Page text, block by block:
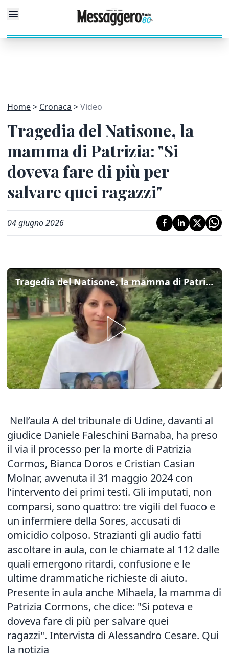
Home Cronaca Video
Tragedia del Natisone, la
mamma di Patrizia: "Si
doveva fare di più per
salvare quei ragazzi"
04 giugno 2026
Tragedia del Natisone, la mamma di Patrizia: "Si doveva fare di più per salvare quei ragazzi"
Nell’aula A del tribunale di Udine, davanti al
giudice Daniele Faleschini Barnaba, ha preso
il via il processo per la morte di Patrizia
Cormos, Bianca Doros e Cristian Casian
Molnar, avvenuta il 31 maggio 2024 con
l’intervento dei primi testi. Gli imputati, non
comparsi, sono quattro: tre vigili del fuoco e
un infermiere della Sores, accusati di
omicidio colposo. Strazianti gli audio fatti
ascoltare in aula, con le chiamate al 112 dalle
quali emergono ritardi, confusione e le
ultime drammatiche richieste di aiuto.
Presente in aula anche Mihaela, la mamma di
Patrizia Cormons, che dice: "Si poteva e
doveva fare di più per salvare quei
ragazzi". Intervista di Alessandro Cesare. Qui
la notizia